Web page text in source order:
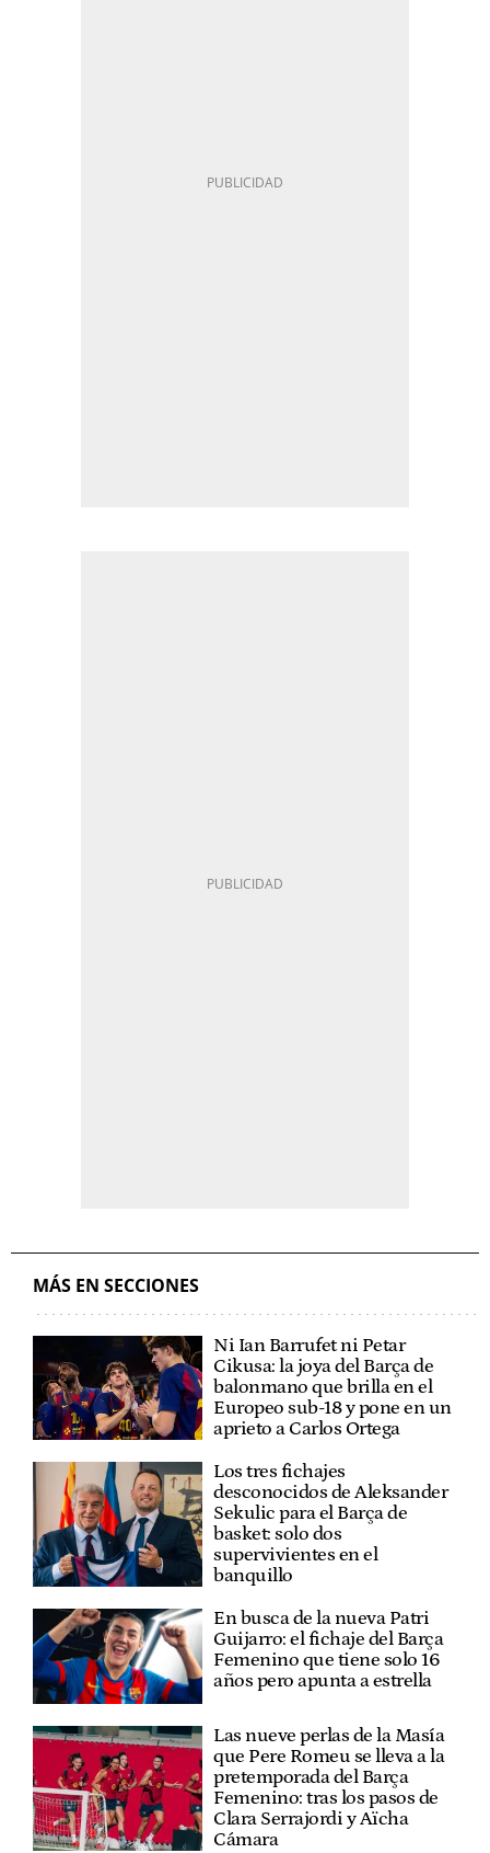
MÁS EN SECCIONES
Ni Ian Barrufet ni Petar
Cikusa: la joya del Barça de
balonmano que brilla en el
Europeo sub-18 y pone en un
aprieto a Carlos Ortega
Los tres fichajes
desconocidos de Aleksander
Sekulic para el Barça de
basket: solo dos
supervivientes en el
banquillo
En busca de la nueva Patri
Guijarro: el fichaje del Barça
Femenino que tiene solo 16
años pero apunta a estrella
Las nueve perlas de la Masía
que Pere Romeu se lleva a la
pretemporada del Barça
Femenino: tras los pasos de
Clara Serrajordi y Aïcha
Cámara